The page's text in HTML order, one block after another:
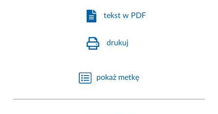
tekst w PDF
drukuj
pokaż metkę